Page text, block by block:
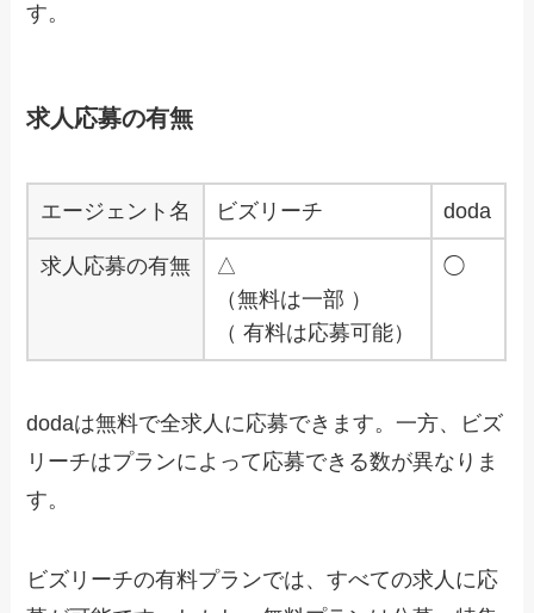
す。
求人応募の有無
エージェント名 ビズリーチ doda
求人応募の有無
△
（無料は一部 ）
（ 有料は応募可能）
◯
dodaは無料で全求人に応募できます。一方、ビズ
リーチはプランによって応募できる数が異なりま
す。
ビズリーチの有料プランでは、すべての求人に応